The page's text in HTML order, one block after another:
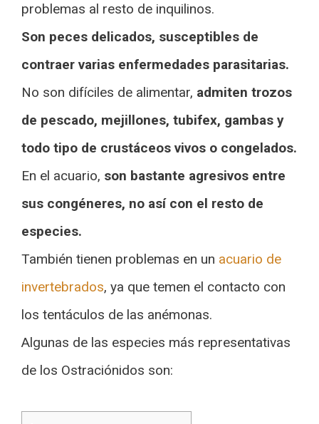
problemas al resto de inquilinos.
Son peces delicados, susceptibles de
contraer varias enfermedades parasitarias.
No son difíciles de alimentar, admiten trozos
de pescado, mejillones, tubifex, gambas y
todo tipo de crustáceos vivos o congelados.
En el acuario, son bastante agresivos entre
sus congéneres, no así con el resto de
especies.
También tienen problemas en un acuario de
invertebrados, ya que temen el contacto con
los tentáculos de las anémonas.
Algunas de las especies más representativas
de los Ostraciónidos son: